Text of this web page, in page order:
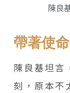
陳良
帶著使
陳良基坦言
刻，原本不